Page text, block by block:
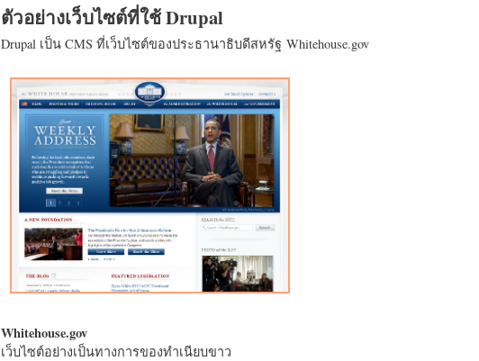
ตัวอย่างเว็บไซต์ที่ใช้ Drupal
Drupal เป็น CMS ที่เว็บไซต์ของประธานาธิบดีสหรัฐ Whitehouse.gov
Whitehouse.gov
เว็บไซต์อย่างเป็นทางการของทำเนียบขาว